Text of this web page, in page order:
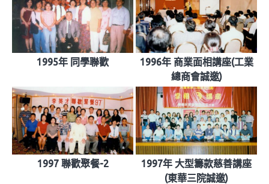
1995年 同學聯歡
1996年 商業面相講座(工業
總商會誠邀)
1997 聯歡聚餐-2
1997年 大型籌款慈善講座
(東華三院誠邀)